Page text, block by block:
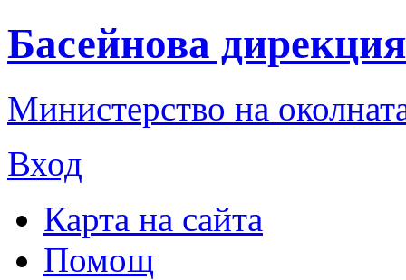
Басейнова
Министерство на
Вход
Карта на сайта
Помощ